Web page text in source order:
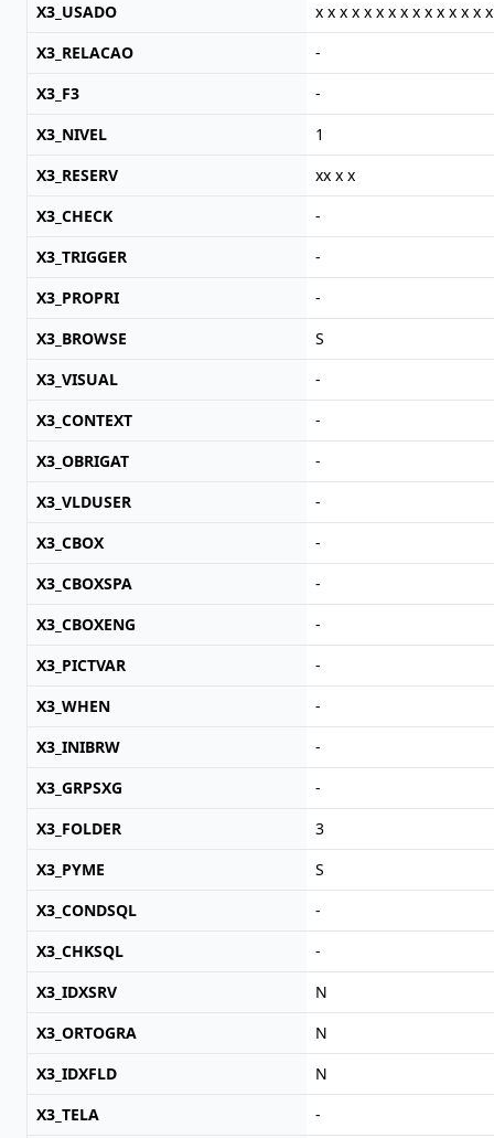
X3_USADO
x x x x x x x x x x x x x x
X3_RELACAO
-
X3_F3
-
X3_NIVEL
1
X3_RESERV
xx x x
X3_CHECK
-
X3_TRIGGER
-
X3_PROPRI
-
X3_BROWSE
S
X3_VISUAL
-
X3_CONTEXT
-
X3_OBRIGAT
-
X3_VLDUSER
-
X3_CBOX
-
X3_CBOXSPA
-
X3_CBOXENG
-
X3_PICTVAR
-
X3_WHEN
-
X3_INIBRW
-
X3_GRPSXG
-
X3_FOLDER
3
X3_PYME
S
X3_CONDSQL
-
X3_CHKSQL
-
X3_IDXSRV
N
X3_ORTOGRA
N
X3_IDXFLD
N
X3_TELA
-